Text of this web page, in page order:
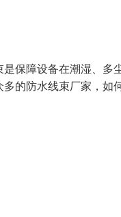
障设备在潮湿、多
多的防水线束厂家